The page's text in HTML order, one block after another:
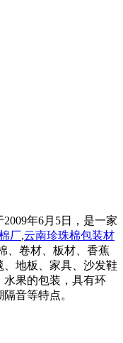
年6月5日，是一家
厂,云南珍珠棉包装材
、卷材、板材、香蕉
、地板、家具、沙发鞋
水果的包装，具有环
音等特点。